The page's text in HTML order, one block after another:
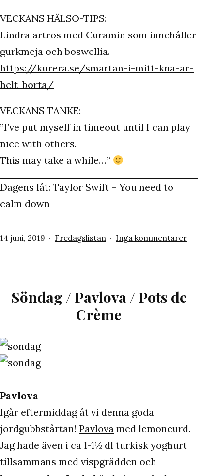
VECKANS HÄLSO-TIPS:
Lindra artros med Curamin som innehåller
gurkmeja och boswellia.
https://kurera.se/smartan-i-mitt-kna-ar-
helt-borta/
VECKANS TANKE:
”I’ve put myself in timeout until I can play
nice with others.
This may take a while…”
Dagens låt: Taylor Swift – You need to
calm down
Publicerat
14 juni, 2019
Kategoriserat
Fredagslistan Inga kommentarertill
Söndag / Pavlova / Pots de
Crème
Pavlova
Igår eftermiddag åt vi denna goda
jordgubbstårtan! Pavlova med lemoncurd.
Jag hade även i ca 1-1½ dl turkisk yoghurt
tillsammans med vispgrädden och